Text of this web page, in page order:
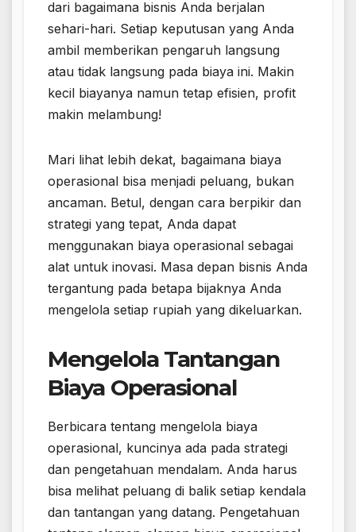
dari bagaimana bisnis Anda berjalan
sehari-hari. Setiap keputusan yang Anda
ambil memberikan pengaruh langsung
atau tidak langsung pada biaya ini. Makin
kecil biayanya namun tetap efisien, profit
makin melambung!
Mari lihat lebih dekat, bagaimana biaya
operasional bisa menjadi peluang, bukan
ancaman. Betul, dengan cara berpikir dan
strategi yang tepat, Anda dapat
menggunakan biaya operasional sebagai
alat untuk inovasi. Masa depan bisnis Anda
tergantung pada betapa bijaknya Anda
mengelola setiap rupiah yang dikeluarkan.
Mengelola Tantangan
Biaya Operasional
Berbicara tentang mengelola biaya
operasional, kuncinya ada pada strategi
dan pengetahuan mendalam. Anda harus
bisa melihat peluang di balik setiap kendala
dan tantangan yang datang. Pengetahuan